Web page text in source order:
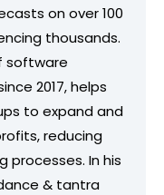
on over 100
thousands.
software
2017, helps
to expand and
reducing
processes. In his
& tantra